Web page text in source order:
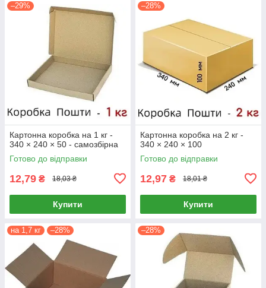
–29%
Картонна коробка на 1 кг -
340 × 240 × 50 - самозбірна
Готово до відправки
12,79 ₴ 18,03 ₴
Купити
–28%
Картонна коробка на 2 кг -
340 × 240 × 100
Готово до відправки
12,97 ₴ 18,01 ₴
Купити
на 1,7 кг –28% –28%